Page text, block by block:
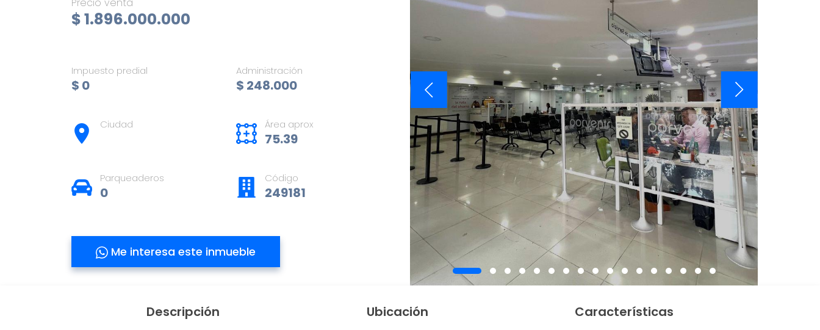
$ 1.896.000.000
Impuesto predial
$ 0
Administración
$ 248.000
Ciudad Área aprox
75.39
Parqueaderos
0
Código
249181
Me interesa este inmueble
Descripción Ubicación Características